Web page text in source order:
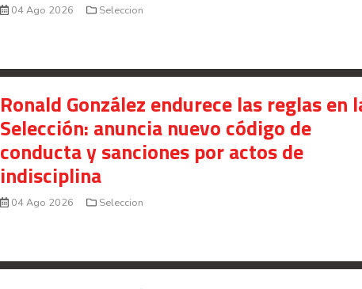
04 Ago 2026 Seleccion
Ronald González endurece las reglas en
Selección: anuncia nuevo código de
conducta y sanciones por actos de
indisciplina
04 Ago 2026 Seleccion